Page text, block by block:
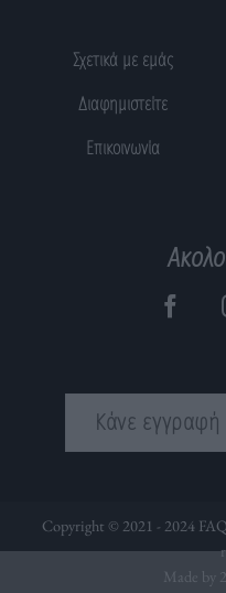
Σχετικά με εμάς
Διαφημιστείτε
Επικοινωνία
Κάνε
Copyright © 2021 - 2024
Made by